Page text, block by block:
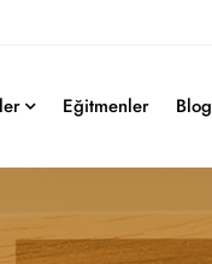
Eğitmenler Blog